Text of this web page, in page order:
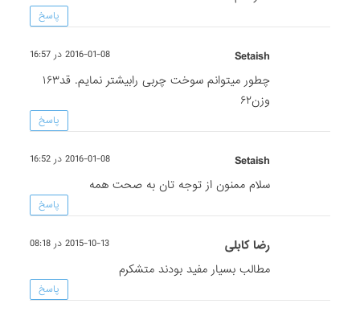
پاسخ
Setaish 2016-01-08 در 16:57
چطور میتوانم سوخت چربی رابیشتر نمایم. قد۱۶۳
وزن۶۲
پاسخ
Setaish 2016-01-08 در 16:52
سلام ممنون از توجه تان به صحت همه
پاسخ
رضا کابلی 2015-10-13 در 08:18
مطالب بسیار مفید بودند متشکرم
پاسخ